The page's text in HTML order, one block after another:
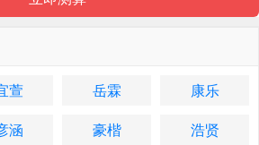
萱 岳霖
康乐
涵 豪楷
浩贤